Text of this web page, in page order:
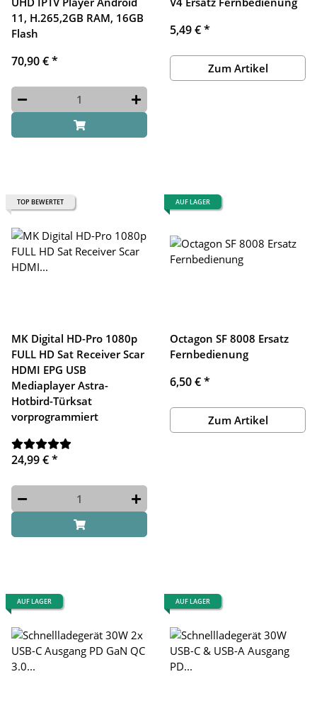
11, H.265,2GB RAM, 16GB
Flash
70,90 €*
5,49 €*
Zum Artikel
TOP BEWERTET
MK Digital HD-Pro 1080p
FULL HD Sat Receiver Scar
HDMI EPG USB
Mediaplayer Astra-
Hotbird-Türksat
vorprogrammiert
24,99 €*
AUF LAGER
Octagon SF 8008 Ersatz
Fernbedienung
6,50 €*
Zum Artikel
AUF LAGER AUF LAGER